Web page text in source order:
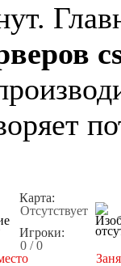
Карта:
Отсутствует
Игроки:
0 / 0